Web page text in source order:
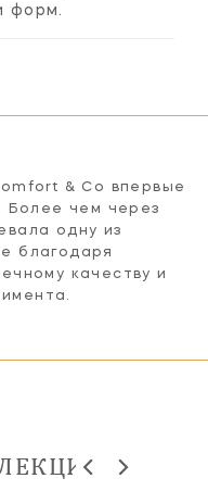
форм.
& Co впервые
Более чем через
одну из
благодаря
качеству и